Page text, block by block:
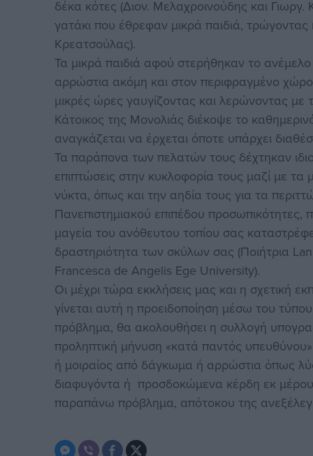
δέκα κότες (Διον. Μελαχροινούδης και
γατάκι που έθρεφαν μικρά παιδιά, τρώγοντας
Κρεατσούλας).
Τα μικρά παιδιά αφού στερήθηκαν το
αρρώστια ακόμη και στον περιφραγμένο χώρο
μικρές ώρες γαυγίζοντας και λερώνοντας με
Κάτοικος της Μονολιάς διέκοψε το
αναγκάζεται να έρχεται όποτε υπάρχει
Τα παράπονα των πελατών τους δέχτηκαν
επιπτώσεις στην κυκλοφορία τους μαζί με
νύκτα, όπως και την αηδία τους για τα
Πανεπιστημιακού επιπέδου προσωπικότητες,
μαγεία του ανόθευτου τοπίου σας
δραστηριότητα των σκύλων σας (Ποιήτρια
Francesca de Angelis Ege University).
Οι μέχρι τώρα εκκλήσεις μας και η σχετική
γίνεται αυτή η προειδοποίηση μέσω του
πρόβλημα, θα ακολουθήσει η συλλογή
προληπτική μήνυση «κατά παντός
ή μοιραίος από δάγκωμα ή αρρώστια όπως
διαφυγόντα ή προσδοκώμενα κέρδη εκ
παραπάνω πρόβλημα, απότοκου της